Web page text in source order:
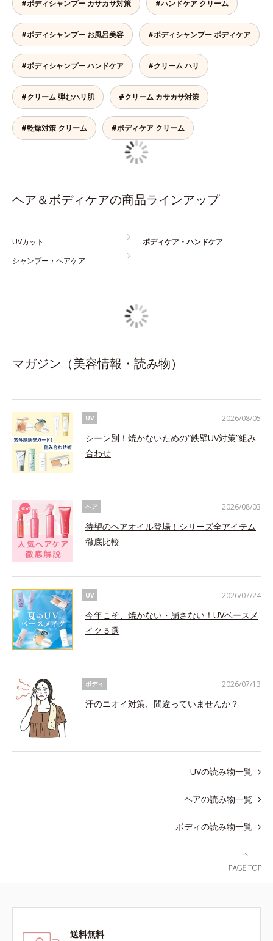
#ボディシャンプー カサカサ対策 #ハンドケア クリーム
#ボディシャンプー お風呂美容 #ボディシャンプー ボディケア
#ボディシャンプー ハンドケア #クリーム ハリ
#クリーム 弾むハリ肌 #クリーム カサカサ対策
#乾燥対策 クリーム #ボディケア クリーム
ヘア＆ボディケアの商品ラインアップ
UVカット
ボディケア・ハンドケア
シャンプー・ヘアケア
マガジン（美容情報・読み物）
UV
シーン別！焼かないための“鉄壁UV対策”組み
合わせ
2026/08/05
ヘア
待望のヘアオイル登場！シリーズ全アイテム
徹底比較
2026/08/03
UV
今年こそ、焼かない・崩さない！UVベースメ
イク５選
2026/07/24
ボディ
汗のニオイ対策、間違っていませんか？
2026/07/13
UVの読み物一覧
ヘアの読み物一覧
ボディの読み物一覧
送料無料